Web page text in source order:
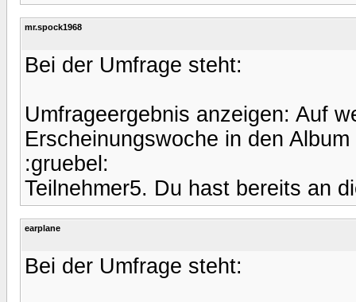
mr.spock1968
Bei der Umfrage steht:
Umfrageergebnis anzeigen: Auf
Erscheinungswoche in den
:gruebel:
Teilnehmer5. Du hast bereits an
earplane
Bei der Umfrage steht: